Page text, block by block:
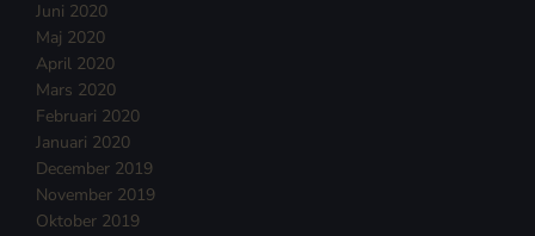
Juni 2020
Maj 2020
April 2020
Mars 2020
Februari 2020
Januari 2020
December 2019
November 2019
Oktober 2019